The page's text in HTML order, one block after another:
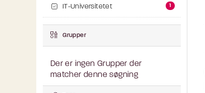
IT-Universitetet 1
Grupper
Der er ingen Grupper der
matcher denne søgning